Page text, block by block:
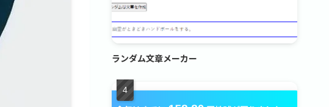
ランダム文章メーカー